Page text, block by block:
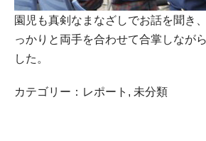
園児も真剣なまなざしでお話を聞き
っかりと両手を合わせて合掌しなが
した。
カテゴリー： レポート , 未分類